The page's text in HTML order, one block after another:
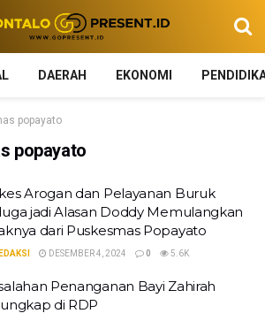
DAERAH EKONOMI
popayato
popayato
Arogan dan Pelayanan Buruk
jadi Alasan Doddy Memulangkan
dari Puskesmas Popayato
DESEMBER 4, 2024 0 5.6K
Penanganan Bayi Zahirah
di RDP